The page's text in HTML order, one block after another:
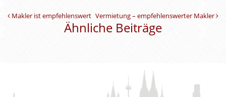
Beitrags-Navigation
Makler ist empfehlenswert Vermietung – empfehlenswerter Makler
Ähnliche Beiträge